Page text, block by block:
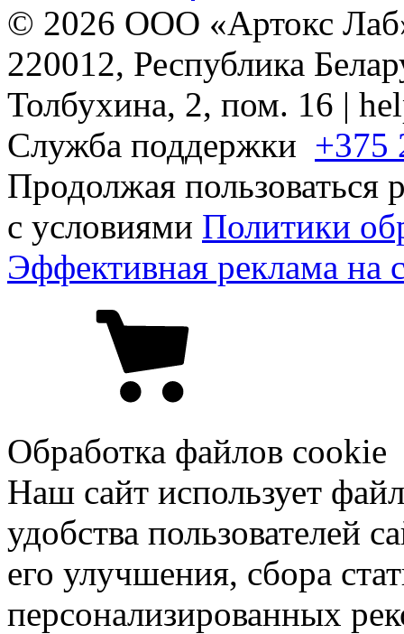
© 2026 ООО «Артокс
220012, Республика
Толбухина, 2, пом. 16 |
Служба поддержки +375
Продолжая пользоваться
с условиями Политики
Эффективная реклама на
Обработка файлов cookie
Наш сайт использует
удобства пользователей
его улучшения, сбора
персонализированных